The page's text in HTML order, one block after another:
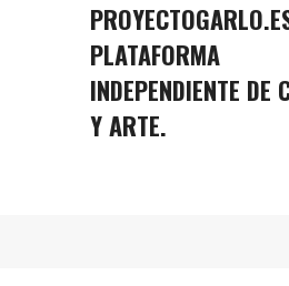
PLATAFORMA
INDEPENDIENTE DE
Y ARTE.